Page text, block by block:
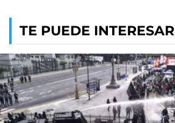
TE PUEDE INTERESAR